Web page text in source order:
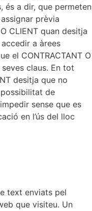
és a dir, que permeten
prèvia
CLIENT quan desitja
a àrees
el CONTRACTANT O
claus. En tot
desitja que no
possibilitat de
sense que es
en l’ús del lloc
text enviats pel
que visiteu. Un